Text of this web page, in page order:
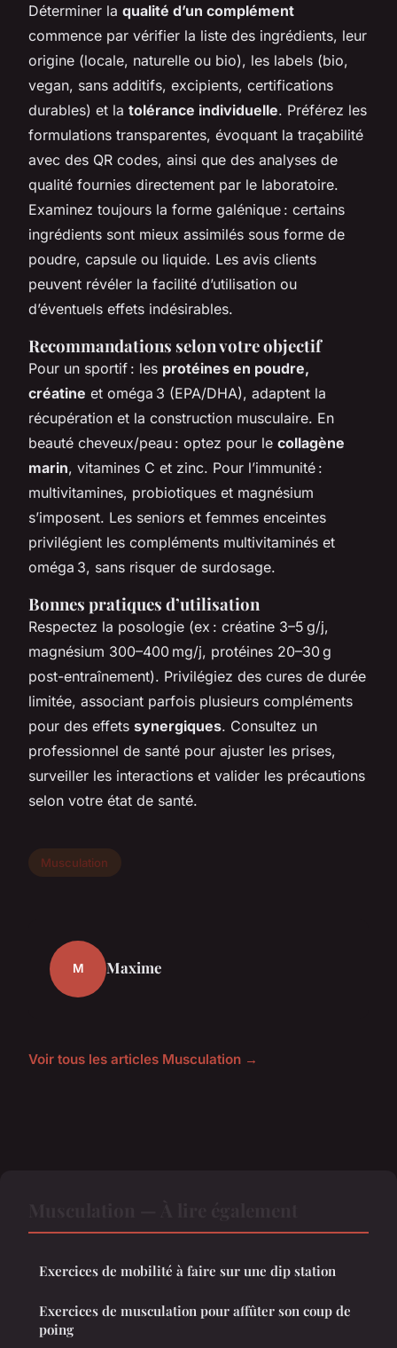
Déterminer la qualité d’un complément
commence par vérifier la liste des ingrédients, leur
origine (locale, naturelle ou bio), les labels (bio,
vegan, sans additifs, excipients, certifications
durables) et la tolérance individuelle. Préférez les
formulations transparentes, évoquant la traçabilité
avec des QR codes, ainsi que des analyses de
qualité fournies directement par le laboratoire.
Examinez toujours la forme galénique : certains
ingrédients sont mieux assimilés sous forme de
poudre, capsule ou liquide. Les avis clients
peuvent révéler la facilité d’utilisation ou
d’éventuels effets indésirables.
Recommandations selon votre objectif
Pour un sportif : les protéines en poudre,
créatine et oméga 3 (EPA/DHA), adaptent la
récupération et la construction musculaire. En
beauté cheveux/peau : optez pour le collagène
marin, vitamines C et zinc. Pour l’immunité :
multivitamines, probiotiques et magnésium
s’imposent. Les seniors et femmes enceintes
privilégient les compléments multivitaminés et
oméga 3, sans risquer de surdosage.
Bonnes pratiques d’utilisation
Respectez la posologie (ex : créatine 3–5 g/j,
magnésium 300–400 mg/j, protéines 20–30 g
post-entraînement). Privilégiez des cures de durée
limitée, associant parfois plusieurs compléments
pour des effets synergiques. Consultez un
professionnel de santé pour ajuster les prises,
surveiller les interactions et valider les précautions
selon votre état de santé.
Musculation
M Maxime
Voir tous les articles Musculation →
Exercices de mobilité à faire sur une dip station
Exercices de musculation pour affûter son coup de
poing